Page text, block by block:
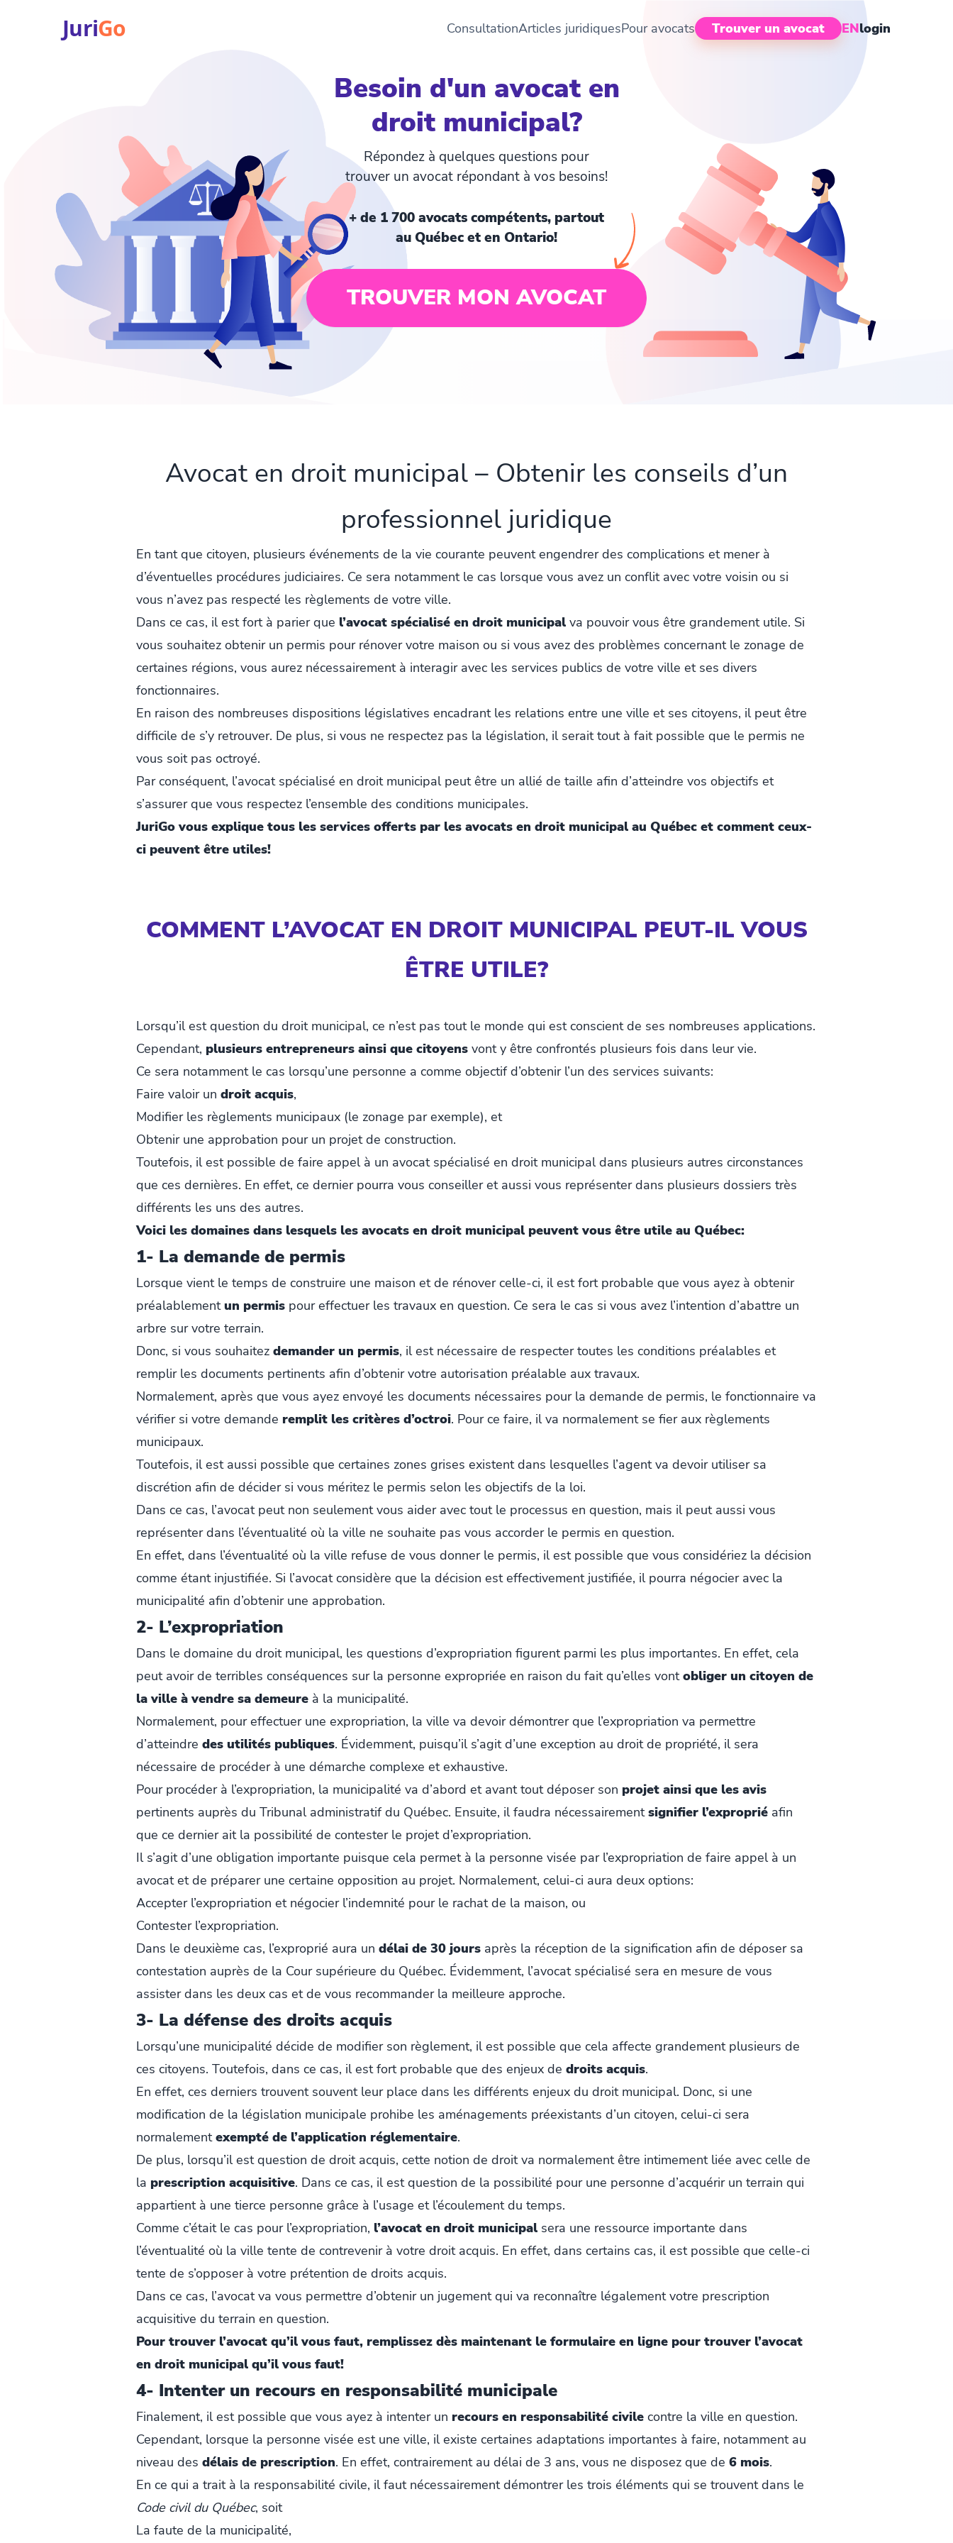
JuriGo ConsultationArticles juridiquesPour avocats Trouver un avocat ENlogin
Besoin d'un avocat en
droit municipal?
Répondez à quelques questions pour
trouver un avocat répondant à vos besoins!
+ de 1 700 avocats compétents, partout
au Québec et en Ontario!
TROUVER MON AVOCAT
Avocat en droit municipal – Obtenir les conseils d’un
professionnel juridique
En tant que citoyen, plusieurs événements de la vie courante peuvent engendrer des complications et mener à
d’éventuelles procédures judiciaires. Ce sera notamment le cas lorsque vous avez un conflit avec votre voisin ou si
vous n’avez pas respecté les règlements de votre ville.
Dans ce cas, il est fort à parier que l’avocat spécialisé en droit municipal va pouvoir vous être grandement utile. Si
vous souhaitez obtenir un permis pour rénover votre maison ou si vous avez des problèmes concernant le zonage de
certaines régions, vous aurez nécessairement à interagir avec les services publics de votre ville et ses divers
fonctionnaires.
En raison des nombreuses dispositions législatives encadrant les relations entre une ville et ses citoyens, il peut être
difficile de s’y retrouver. De plus, si vous ne respectez pas la législation, il serait tout à fait possible que le permis ne
vous soit pas octroyé.
Par conséquent, l’avocat spécialisé en droit municipal peut être un allié de taille afin d’atteindre vos objectifs et
s’assurer que vous respectez l’ensemble des conditions municipales.
JuriGo vous explique tous les services offerts par les avocats en droit municipal au Québec et comment ceux-
ci peuvent être utiles!
COMMENT L’AVOCAT EN DROIT MUNICIPAL PEUT-IL VOUS
ÊTRE UTILE?
Lorsqu’il est question du droit municipal, ce n’est pas tout le monde qui est conscient de ses nombreuses applications.
Cependant, plusieurs entrepreneurs ainsi que citoyens vont y être confrontés plusieurs fois dans leur vie.
Ce sera notamment le cas lorsqu’une personne a comme objectif d’obtenir l’un des services suivants:
Faire valoir un droit acquis,
Modifier les règlements municipaux (le zonage par exemple), et
Obtenir une approbation pour un projet de construction.
Toutefois, il est possible de faire appel à un avocat spécialisé en droit municipal dans plusieurs autres circonstances
que ces dernières. En effet, ce dernier pourra vous conseiller et aussi vous représenter dans plusieurs dossiers très
différents les uns des autres.
Voici les domaines dans lesquels les avocats en droit municipal peuvent vous être utile au Québec:
1- La demande de permis
Lorsque vient le temps de construire une maison et de rénover celle-ci, il est fort probable que vous ayez à obtenir
préalablementun permis pour effectuer les travaux en question. Ce sera le cas si vous avez l’intention d’abattre un
arbre sur votre terrain.
Donc, si vous souhaitez demander un permis, il est nécessaire de respecter toutes les conditions préalables et
remplir les documents pertinents afin d’obtenir votre autorisation préalable aux travaux.
Normalement, après que vous ayez envoyé les documents nécessaires pour la demande de permis, le fonctionnaire va
vérifier si votre demande remplit les critères d’octroi. Pour ce faire, il va normalement se fier aux règlements
municipaux.
Toutefois, il est aussi possible que certaines zones grises existent dans lesquelles l’agent va devoir utiliser sa
discrétion afin de décider si vous méritez le permis selon les objectifs de la loi.
Dans ce cas, l’avocat peut non seulement vous aider avec tout le processus en question, mais il peut aussi vous
représenter dans l’éventualité où la ville ne souhaite pas vous accorder le permis en question.
En effet, dans l’éventualité où la ville refuse de vous donner le permis, il est possible que vous considériez la décision
comme étant injustifiée. Si l’avocat considère que la décision est effectivement justifiée, il pourra négocier avec la
municipalité afin d’obtenir une approbation.
2- L’expropriation
Dans le domaine du droit municipal, les questions d’expropriation figurent parmi les plus importantes. En effet, cela
peut avoir de terribles conséquences sur la personne expropriée en raison du fait qu’elles vontobliger un citoyen de
la ville à vendre sa demeure à la municipalité.
Normalement, pour effectuer une expropriation, la ville va devoir démontrer que l’expropriation va permettre
d’atteindre des utilités publiques. Évidemment, puisqu’il s’agit d’une exception au droit de propriété, il sera
nécessaire de procéder à une démarche complexe et exhaustive.
Pour procéder à l’expropriation, la municipalité va d’abord et avant tout déposer son projet ainsi que les avis
pertinents auprès du Tribunal administratif du Québec. Ensuite, il faudra nécessairementsignifier l’exproprié afin
que ce dernier ait la possibilité de contester le projet d’expropriation.
Il s’agit d’une obligation importante puisque cela permet à la personne visée par l’expropriation de faire appel à un
avocat et de préparer une certaine opposition au projet. Normalement, celui-ci aura deux options:
Accepter l’expropriation et négocier l’indemnité pour le rachat de la maison, ou
Contester l’expropriation.
Dans le deuxième cas, l’exproprié aura un délai de 30 jours après la réception de la signification afin de déposer sa
contestation auprès de la Cour supérieure du Québec. Évidemment, l’avocat spécialisé sera en mesure de vous
assister dans les deux cas et de vous recommander la meilleure approche.
3- La défense des droits acquis
Lorsqu’une municipalité décide de modifier son règlement, il est possible que cela affecte grandement plusieurs de
ces citoyens. Toutefois, dans ce cas, il est fort probable que des enjeux de droits acquis.
En effet, ces derniers trouvent souvent leur place dans les différents enjeux du droit municipal. Donc, si une
modification de la législation municipale prohibe les aménagements préexistants d’un citoyen, celui-ci sera
normalementexempté de l’application réglementaire.
De plus, lorsqu’il est question de droit acquis, cette notion de droit va normalement être intimement liée avec celle de
la prescription acquisitive. Dans ce cas, il est question de la possibilité pour une personne d’acquérir un terrain qui
appartient à une tierce personne grâce à l’usage et l’écoulement du temps.
Comme c’était le cas pour l’expropriation, l’avocat en droit municipal sera une ressource importante dans
l’éventualité où la ville tente de contrevenir à votre droit acquis. En effet, dans certains cas, il est possible que celle-ci
tente de s’opposer à votre prétention de droits acquis.
Dans ce cas, l’avocat va vous permettre d’obtenir un jugement qui va reconnaître légalement votre prescription
acquisitive du terrain en question.
Pour trouver l’avocat qu’il vous faut, remplissez dès maintenant le formulaire en ligne pour trouver l’avocat
en droit municipal qu’il vous faut!
4- Intenter un recours en responsabilité municipale
Finalement, il est possible que vous ayez à intenter un recours en responsabilité civile contre la ville en question.
Cependant, lorsque la personne visée est une ville, il existe certaines adaptations importantes à faire, notamment au
niveau des délais de prescription. En effet, contrairement au délai de 3 ans, vous ne disposez que de 6 mois.
En ce qui a trait à la responsabilité civile, il faut nécessairement démontrer les trois éléments qui se trouvent dans le
Code civil du Québec, soit
La faute de la municipalité,